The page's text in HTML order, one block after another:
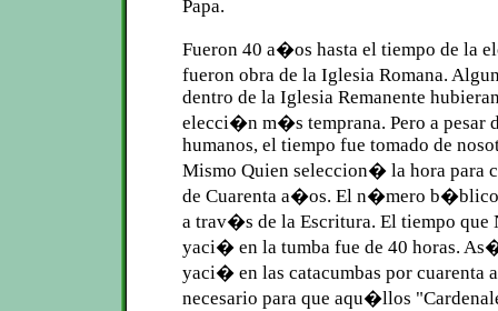
Papa.
Fueron 40 a�os hasta el tiempo de la
fueron obra de la Iglesia Romana.
dentro de la Iglesia Remanente
elecci�n m�s temprana. Pero a pesar
humanos, el tiempo fue tomado de
Mismo Quien seleccion� la hora para
de Cuarenta a�os. El n�mero b�blico
a trav�s de la Escritura. El tiempo que
yaci� en la tumba fue de 40 horas.
yaci� en las catacumbas por cuarenta
necesario para que aqu�llos